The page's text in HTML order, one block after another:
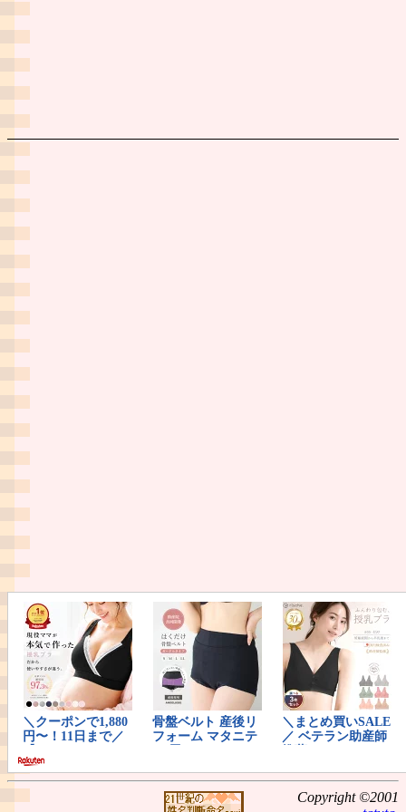
Copyright ©2001